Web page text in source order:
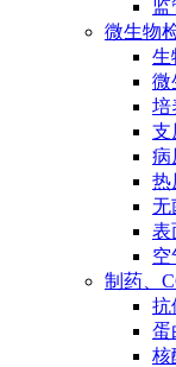
监
微生物
生
微
培
支
病
热
无
表
空
制药、
抗
蛋
核